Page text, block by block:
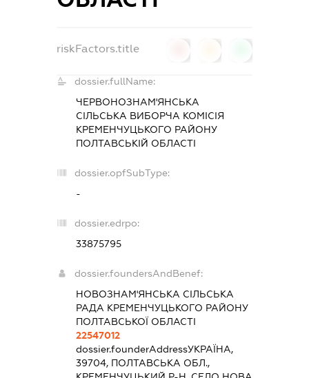
riskFactors.title
dossier.fullName:
ЧЕРВОНОЗНАМ'ЯНСЬКА
СІЛЬСЬКА ВИБОРЧА КОМІСІЯ
КРЕМЕНЧУЦЬКОГО РАЙОНУ
ПОЛТАВСЬКІЙ ОБЛАСТІ
dossier.opfSubType:
-
dossier.edrpo:
33875795
dossier.foundersAndBenef:
НОВОЗНАМ'ЯНСЬКА СІЛЬСЬКА
РАДА КРЕМЕНЧУЦЬКОГО РАЙОНУ
ПОЛТАВСЬКОЇ ОБЛАСТІ
22547012
dossier.founderAddressУКРАЇНА,
39704, ПОЛТАВСЬКА ОБЛ.,